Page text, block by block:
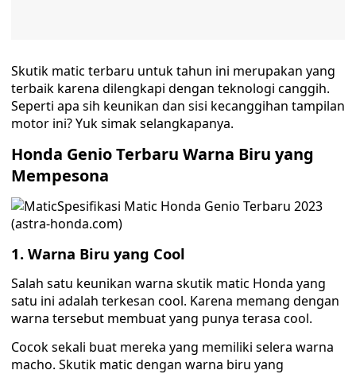
Skutik matic terbaru untuk tahun ini merupakan yang
terbaik karena dilengkapi dengan teknologi canggih.
Seperti apa sih keunikan dan sisi kecanggihan tampilan
motor ini? Yuk simak selangkapanya.
Honda Genio Terbaru Warna Biru yang
Mempesona
Spesifikasi Matic Honda Genio Terbaru 2023
(astra-honda.com)
1. Warna Biru yang Cool
Salah satu keunikan warna skutik matic Honda yang
satu ini adalah terkesan cool. Karena memang dengan
warna tersebut membuat yang punya terasa cool.
Cocok sekali buat mereka yang memiliki selera warna
macho. Skutik matic dengan warna biru yang